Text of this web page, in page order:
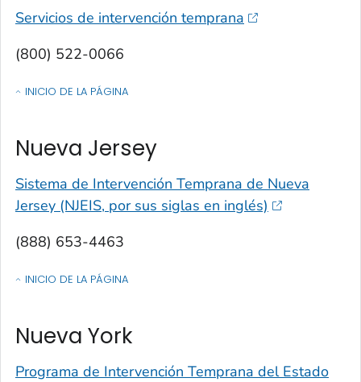
Servicios de intervención temprana
(800) 522-0066
INICIO DE LA PÁGINA
OF CONTACTOS POR ESTADO, TERRITORIO O ESTADO LIBRE
Nueva Jersey
Sistema de Intervención Temprana de Nueva
Jersey (NJEIS, por sus siglas en inglés)
(888) 653-4463
INICIO DE LA PÁGINA
OF CONTACTOS POR ESTADO, TERRITORIO O ESTADO LIBRE
Nueva York
Programa de Intervención Temprana del Estado